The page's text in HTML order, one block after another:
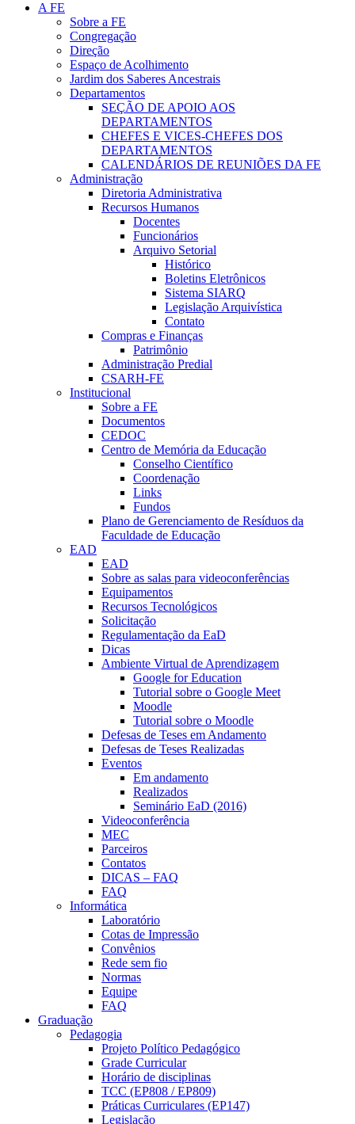
A FE
Sobre a FE
Congregação
Direção
Espaço de Acolhimento
Jardim dos Saberes Ancestrais
Departamentos
SEÇÃO DE APOIO AOS
DEPARTAMENTOS
CHEFES E VICES-CHEFES DOS
DEPARTAMENTOS
CALENDÁRIOS DE REUNIÕES DA FE
Administração
Diretoria Administrativa
Recursos Humanos
Docentes
Funcionários
Arquivo Setorial
Histórico
Boletins Eletrônicos
Sistema SIARQ
Legislação Arquivística
Contato
Compras e Finanças
Patrimônio
Administração Predial
CSARH-FE
Institucional
Sobre a FE
Documentos
CEDOC
Centro de Memória da Educação
Conselho Científico
Coordenação
Links
Fundos
Plano de Gerenciamento de Resíduos da
Faculdade de Educação
EAD
EAD
Sobre as salas para videoconferências
Equipamentos
Recursos Tecnológicos
Solicitação
Regulamentação da EaD
Dicas
Ambiente Virtual de Aprendizagem
Google for Education
Tutorial sobre o Google Meet
Moodle
Tutorial sobre o Moodle
Defesas de Teses em Andamento
Defesas de Teses Realizadas
Eventos
Em andamento
Realizados
Seminário EaD (2016)
Videoconferência
MEC
Parceiros
Contatos
DICAS – FAQ
FAQ
Informática
Laboratório
Cotas de Impressão
Convênios
Rede sem fio
Normas
Equipe
FAQ
Graduação
Pedagogia
Projeto Político Pedagógico
Grade Curricular
Horário de disciplinas
TCC (EP808 / EP809)
Práticas Curriculares (EP147)
Legislação